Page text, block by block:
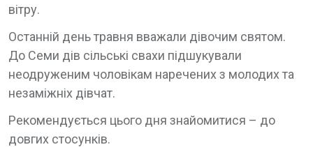
вітру.
Останній день травня вважали дівочим святом.
До Семи дів сільські свахи підшукували
неодруженим чоловікам наречених з молодих та
незаміжніх дівчат.
Рекомендується цього дня знайомитися – до
довгих стосунків.